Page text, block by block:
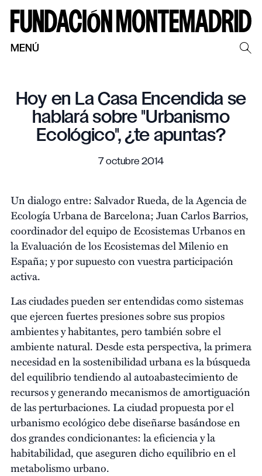
MENÚ
Hoy en La Casa Encendida se
hablará sobre "Urbanismo
Ecológico", ¿te apuntas?
7 octubre 2014
Un dialogo entre: Salvador Rueda, de la Agencia de
Ecología Urbana de Barcelona; Juan Carlos Barrios,
coordinador del equipo de Ecosistemas Urbanos en
la Evaluación de los Ecosistemas del Milenio en
España; y por supuesto con vuestra participación
activa.
Las ciudades pueden ser entendidas como sistemas
que ejercen fuertes presiones sobre sus propios
ambientes y habitantes, pero también sobre el
ambiente natural. Desde esta perspectiva, la primera
necesidad en la sostenibilidad urbana es la búsqueda
del equilibrio tendiendo al autoabastecimiento de
recursos y generando mecanismos de amortiguación
de las perturbaciones. La ciudad propuesta por el
urbanismo ecológico debe diseñarse basándose en
dos grandes condicionantes: la eficiencia y la
habitabilidad, que aseguren dicho equilibrio en el
metabolismo urbano.